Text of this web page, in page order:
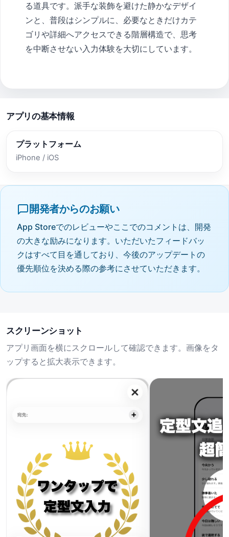
る道具です。派手な装飾を避けた静かなデザイ
ンと、普段はシンプルに、必要なときだけカテ
ゴリや詳細へアクセスできる階層構造で、思考
を中断させない入力体験を大切にしています。
アプリの基本情報
プラットフォーム
iPhone / iOS
開発者からのお願い
App Storeでのレビューやここでのコメントは、開発
の大きな励みになります。いただいたフィードバッ
クはすべて目を通しており、今後のアップデートの
優先順位を決める際の参考にさせていただきます。
スクリーンショット
アプリ画面を横にスクロールして確認できます。画像をタ
ップすると拡大表示できます。